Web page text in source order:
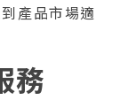
產品市場適
務